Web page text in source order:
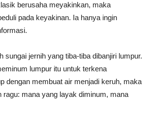
berusaha meyakinkan, maka
pada keyakinan. Ia hanya ingin
sungai jernih yang tiba-tiba dibanjiri lumpur.
lumpur itu untuk terkena
dengan membuat air menjadi keruh, maka
ragu: mana yang layak diminum, mana